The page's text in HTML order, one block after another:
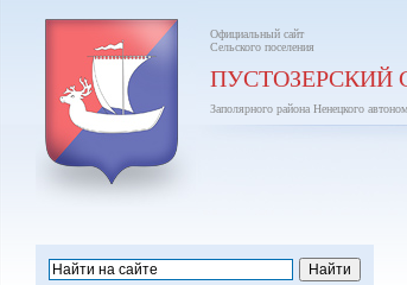
Официальный сайт
Сельского поселения
ПУСТОЗЕРСКИЙ
Заполярного района Ненецкого